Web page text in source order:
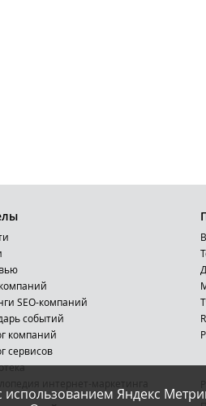
использованием Яндекс
SEO-компаний
событий
компаний
сервисов